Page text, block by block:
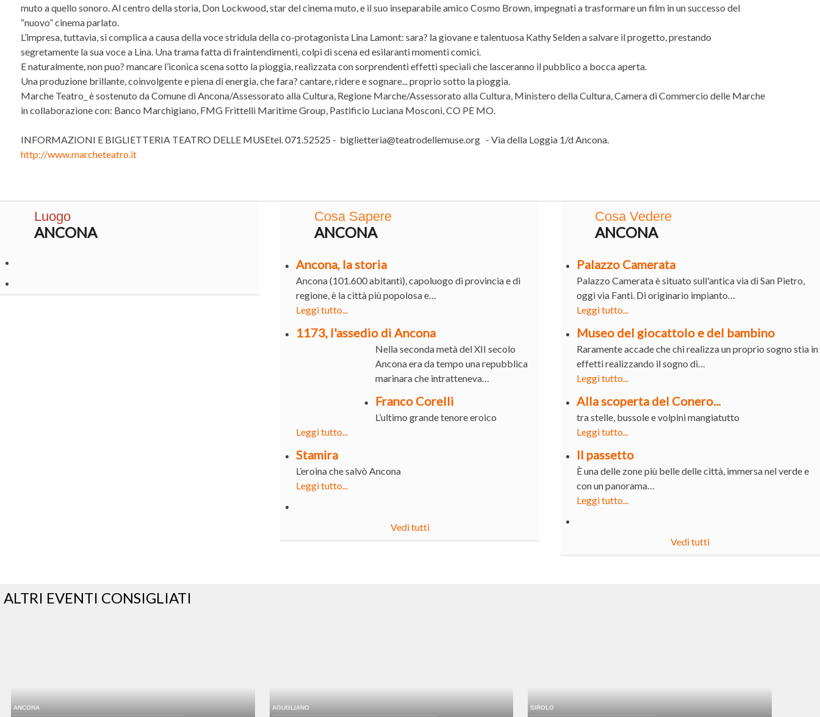
muto a quello sonoro. Al centro della storia, Don Lockwood, star del cinema muto, e il suo inseparabile amico Cosmo Brown, impegnati a trasformare un film in un successo del
“nuovo” cinema parlato.
L’impresa, tuttavia, si complica a causa della voce stridula della co-protagonista Lina Lamont: sara? la giovane e talentuosa Kathy Selden a salvare il progetto, prestando
segretamente la sua voce a Lina. Una trama fatta di fraintendimenti, colpi di scena ed esilaranti momenti comici.
E naturalmente, non puo? mancare l’iconica scena sotto la pioggia, realizzata con sorprendenti effetti speciali che lasceranno il pubblico a bocca aperta.
Una produzione brillante, coinvolgente e piena di energia, che fara? cantare, ridere e sognare... proprio sotto la pioggia.
Marche Teatro_ è sostenuto da Comune di Ancona/Assessorato alla Cultura, Regione Marche/Assessorato alla Cultura, Ministero della Cultura, Camera di Commercio delle Marche
in collaborazione con: Banco Marchigiano, FMG Frittelli Maritime Group, Pastificio Luciana Mosconi, CO PE MO.
INFORMAZIONI E BIGLIETTERIA TEATRO DELLE MUSEtel. 071.52525 - biglietteria@teatrodellemuse.org - Via della Loggia 1/d Ancona.
http://www.marcheteatro.it
Luogo
ANCONA
Cosa Sapere
ANCONA
Ancona, la storia
Ancona (101.600 abitanti), capoluogo di provincia e di
regione, è la città più popolosa e…
Leggi tutto...
1173, l'assedio di Ancona
Nella seconda metà del XII secolo
Ancona era da tempo una repubblica
marinara che intratteneva…
Franco Corelli
L’ultimo grande tenore eroico
Leggi tutto...
Stamira
L’eroina che salvò Ancona
Leggi tutto...
Vedi tutti
Cosa Vedere
ANCONA
Palazzo Camerata
Palazzo Camerata è situato sull'antica via di San Pietro,
oggi via Fanti. Di originario impianto…
Leggi tutto...
Museo del giocattolo e del bambino
Raramente accade che chi realizza un proprio sogno stia in
effetti realizzando il sogno di…
Leggi tutto...
Alla scoperta del Conero...
tra stelle, bussole e volpini mangiatutto
Leggi tutto...
Il passetto
È una delle zone più belle delle città, immersa nel verde e
con un panorama…
Leggi tutto...
Vedi tutti
ALTRI EVENTI CONSIGLIATI
ANCONA AGUGLIANO SIROLO